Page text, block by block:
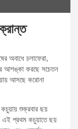
অবাধে চলাফেরা,
আশঙ্কা করছে সচেতন
আসছে করোনা
শুক্রবার ছয়
এই প্রথম কচুয়াতে ছয়